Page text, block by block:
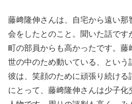
藤﨑隆伸さんは、自宅から遠い那
会をしたとのこと。聞いた話です
町の部員からも高かったです。藤
世の中のため動いている、という
彼は、笑顔のために頑張り続ける
にとって、藤﨑隆伸さんは少子化